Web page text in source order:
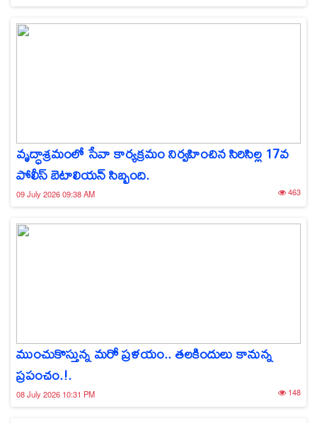
వృద్ధాశ్రమంలో సేవా కార్యక్రమం నిర్వహించిన సిరిసిల్ల 17వ
పోలీస్ బెటాలియన్ సిబ్బంది.
09 July 2026 09:38 AM 463
ముంచుకొస్తున్న మరో ప్రళయం.. తలకిందులు కానున్న
ప్రపంచం.!.
08 July 2026 10:31 PM 148